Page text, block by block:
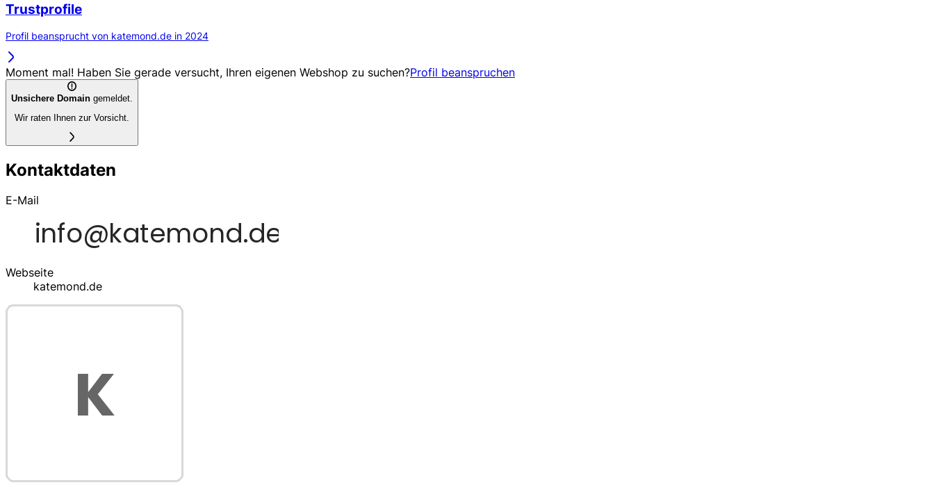
Trustprofile
Profil beansprucht von katemond.de in 2024
Moment mal! Haben Sie gerade versucht, Ihren eigenen Webshop zu suchen?Profil beanspruchen
Unsichere Domain gemeldet.
Wir raten Ihnen zur Vorsicht.
Kontaktdaten
E-Mail
Webseite
katemond.de